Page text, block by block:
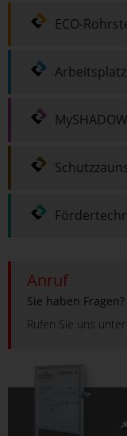
ECO-
Anruf
Sie haben Fragen?
Rufen Sie uns